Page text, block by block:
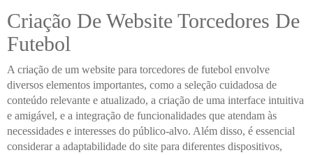
Criação De Website Torcedores De
Futebol
A criação de um website para torcedores de futebol envolve
diversos elementos importantes, como a seleção cuidadosa de
conteúdo relevante e atualizado, a criação de uma interface intuitiva
e amigável, e a integração de funcionalidades que atendam às
necessidades e interesses do público-alvo. Além disso, é essencial
considerar a adaptabilidade do site para diferentes dispositivos,